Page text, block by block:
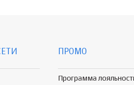
ПРОМО
Программа